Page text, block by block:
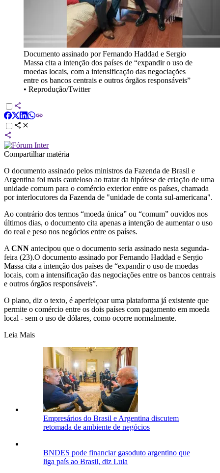
Documento assinado por Fernando Haddad e Sergio
Massa cita a intenção dos países de “expandir o uso de
moedas locais, com a intensificação das negociações
entre os bancos centrais e outros órgãos responsáveis”
• Reprodução/Twitter
Compartilhar matéria
O documento assinado pelos ministros da Fazenda de Brasil e
Argentina foi mais cauteloso ao tratar da hipótese de criação de uma
unidade comum para o comércio exterior entre os países, chamada
por interlocutores da Fazenda de "unidade de conta sul-americana".
Ao contrário dos termos “moeda única” ou “comum” ouvidos nos
últimos dias, o documento cita apenas a intenção de aumentar o uso
do real e peso nos negócios entre os países.
A CNN antecipou que o documento seria assinado nesta segunda-
feira (23).O documento assinado por Fernando Haddad e Sergio
Massa cita a intenção dos países de “expandir o uso de moedas
locais, com a intensificação das negociações entre os bancos centrais
e outros órgãos responsáveis”.
O plano, diz o texto, é aperfeiçoar uma plataforma já existente que
permite o comércio entre os dois países com pagamento em moeda
local - sem o uso de dólares, como ocorre normalmente.
Leia Mais
Empresários do Brasil e Argentina discutem
retomada de ambiente de negócios
BNDES pode financiar gasoduto argentino que
liga país ao Brasil, diz Lula